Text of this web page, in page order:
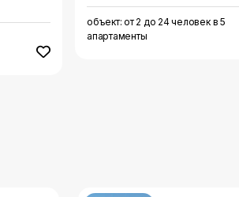
объект: от 2 до 24 человек в 5
апартаменты